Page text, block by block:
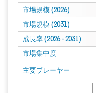
市場規模 (2026)
市場規模 (2031)
成長率 (2026 - 2031)
市場集中度
主要プレーヤー
画像 © Mordor Intelligence。